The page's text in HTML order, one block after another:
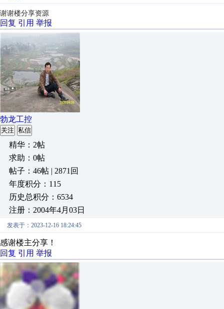
谢谢楼分享资源
回复 引用 举报
勃龙工控
关注 私信
精华：2帖
求助：0帖
帖子：46帖 | 2871回
年度积分：115
历史总积分：6534
注册：2004年4月03日
发表于：2023-12-16 18:24:45
感谢楼主分享！
回复 引用 举报